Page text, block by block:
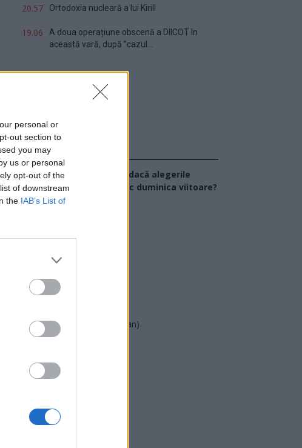
personal or
out section to
you may
us or personal
opt-out of the
of downstream
the IAB’s List of
20.57 Ortodoxia nucleară a lui Kirill
19.06
A doua operațiune obscenă a DIICOT în
această vară, după ”cazul...
Sondaj
Ce partid ați vota dacă alegerile
parlamentare ar avea loc duminica viitoare?
UDMR
Forța Dreptei (L. Orban)
REPER
SENS
POT (Gavrilă)